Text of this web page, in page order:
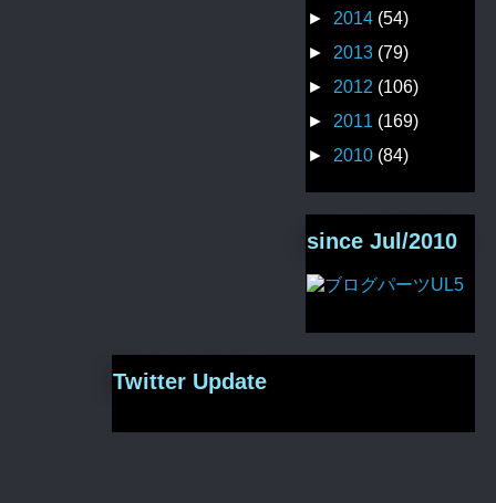
► 2014 (54)
► 2013 (79)
► 2012 (106)
► 2011 (169)
► 2010 (84)
since Jul/2010
Twitter Update